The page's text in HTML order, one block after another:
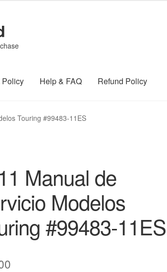
Policy Help & FAQ Refund Policy
Touring #99483-11ES
Manual de
Modelos
#99483-11ES